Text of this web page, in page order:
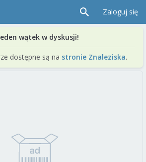
Zaloguj się
wątek w dyskusji!
dostępne są na stronie Znaleziska.